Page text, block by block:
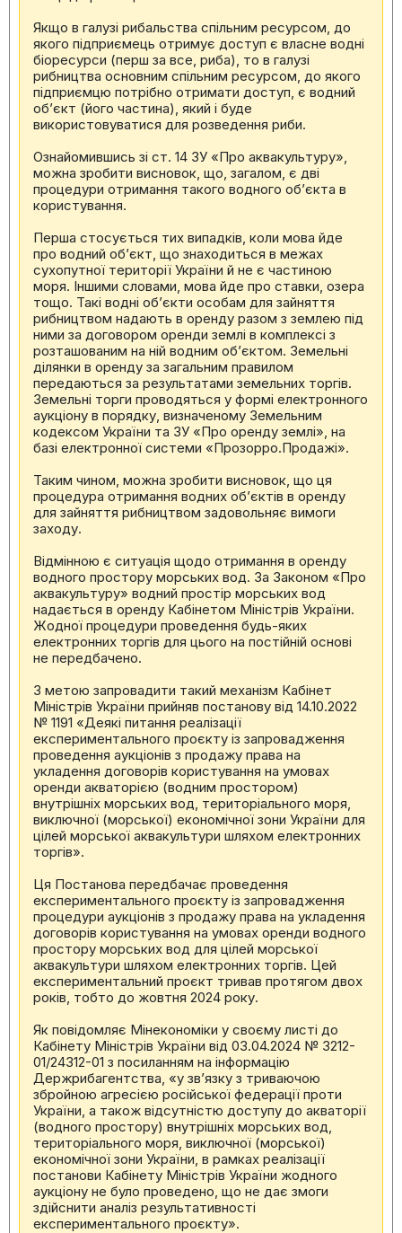
Якщо в галузі рибальства спільним ресурсом, до
якого підприємець отримує доступ є власне водні
біоресурси (перш за все, риба), то в галузі
рибництва основним спільним ресурсом, до якого
підприємцю потрібно отримати доступ, є водний
об’єкт (його частина), який і буде
використовуватися для розведення риби.
Ознайомившись зі ст. 14 ЗУ «Про аквакультуру»,
можна зробити висновок, що, загалом, є дві
процедури отримання такого водного об’єкта в
користування.
Перша стосується тих випадків, коли мова йде
про водний об’єкт, що знаходиться в межах
сухопутної території України й не є частиною
моря. Іншими словами, мова йде про ставки, озера
тощо. Такі водні об’єкти особам для зайняття
рибництвом надають в оренду разом з землею під
ними за договором оренди землі в комплексі з
розташованим на ній водним об’єктом. Земельні
ділянки в оренду за загальним правилом
передаються за результатами земельних торгів.
Земельні торги проводяться у формі електронного
аукціону в порядку, визначеному Земельним
кодексом України та ЗУ «Про оренду землі», на
базі електронної системи «Прозорро.Продажі».
Таким чином, можна зробити висновок, що ця
процедура отримання водних об’єктів в оренду
для зайняття рибництвом задовольняє вимоги
заходу.
Відмінною є ситуація щодо отримання в оренду
водного простору морських вод. За Законом «Про
аквакультуру» водний простір морських вод
надається в оренду Кабінетом Міністрів України.
Жодної процедури проведення будь-яких
електронних торгів для цього на постійній основі
не передбачено.
З метою запровадити такий механізм Кабінет
Міністрів України прийняв постанову від 14.10.2022
№ 1191 «Деякі питання реалізації
експериментального проєкту із запровадження
проведення аукціонів з продажу права на
укладення договорів користування на умовах
оренди акваторією (водним простором)
внутрішніх морських вод, територіального моря,
виключної (морської) економічної зони України для
цілей морської аквакультури шляхом електронних
торгів».
Ця Постанова передбачає проведення
експериментального проєкту із запровадження
процедури аукціонів з продажу права на укладення
договорів користування на умовах оренди водного
простору морських вод для цілей морської
аквакультури шляхом електронних торгів. Цей
експериментальний проєкт тривав протягом двох
років, тобто до жовтня 2024 року.
Як повідомляє Мінекономіки у своєму листі до
Кабінету Міністрів України від 03.04.2024 № 3212-
01/24312-01 з посиланням на інформацію
Держрибагентства, «у зв’язку з триваючою
збройною агресією російської федерації проти
України, а також відсутністю доступу до акваторії
(водного простору) внутрішніх морських вод,
територіального моря, виключної (морської)
економічної зони України, в рамках реалізації
постанови Кабінету Міністрів України жодного
аукціону не було проведено, що не дає змоги
здійснити аналіз результативності
експериментального проєкту».